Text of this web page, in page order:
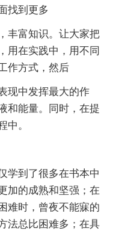
找到更多
富知识。让大家把
用在实践中，用不同
作方式，然后
中发挥最大的作
和能量。同时，在提
中。
到了很多在书本中
加的成熟和坚强；在
难时，曾夜不能寐的
法总比困难多；在具